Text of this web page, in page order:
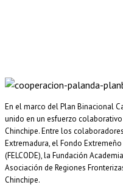
En el marco del Plan Binacional
unido en un esfuerzo
Chinchipe. Entre los
Extremadura, el Fondo
(FELCODE), la Fundación
Asociación de Regiones
Chinchipe.